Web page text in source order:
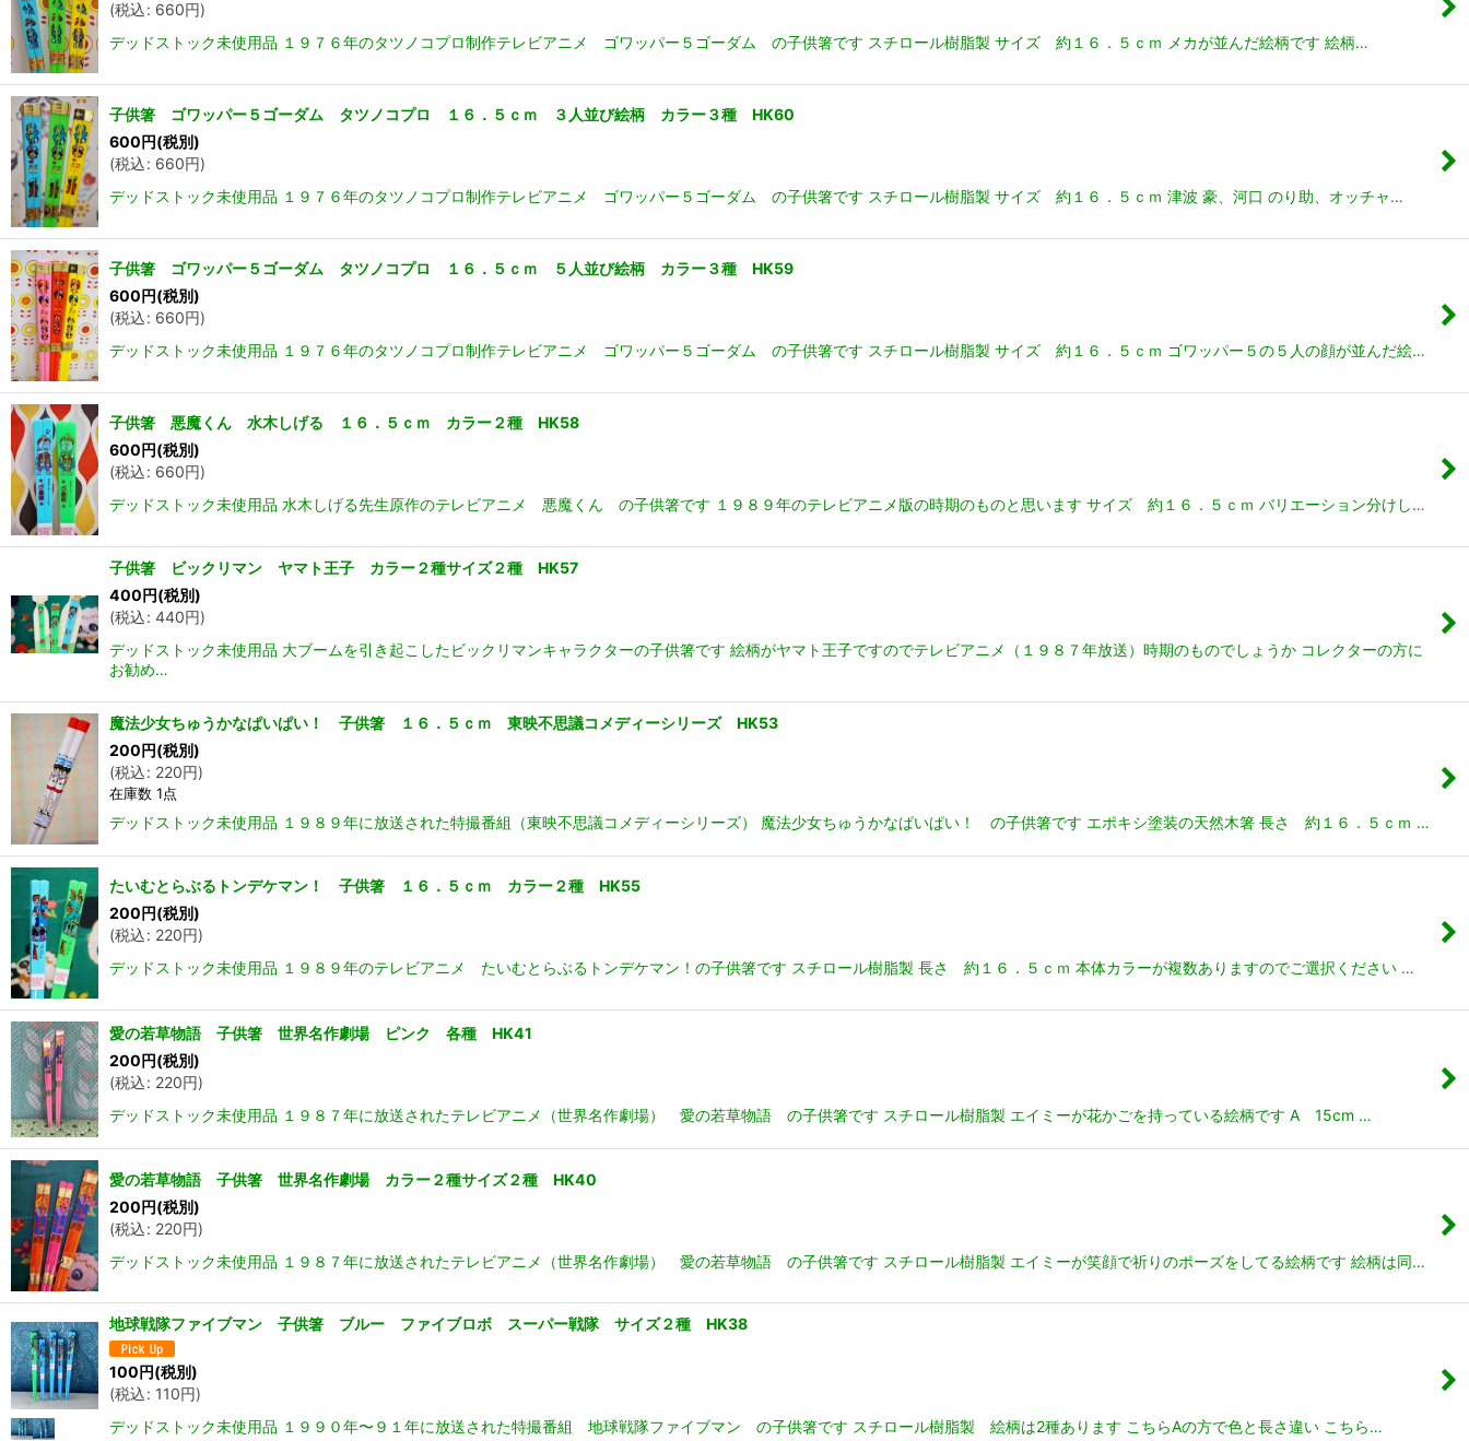
(税込: 660円)
デッドストック未使用品 １９７６年のタツノコプロ制作テレビアニメ ゴワッパー５ゴーダム の子供箸です スチロール樹脂製 サイズ 約１６．５ｃｍ メカが並んだ絵柄です 絵柄…
子供箸 ゴワッパー５ゴーダム タツノコプロ １６．５ｃｍ ３人並び絵柄 カラー３種 HK60
600 円(税別)
(税込: 660円)
デッドストック未使用品 １９７６年のタツノコプロ制作テレビアニメ ゴワッパー５ゴーダム の子供箸です スチロール樹脂製 サイズ 約１６．５ｃｍ 津波 豪、河口 のり助、オッチャ…
子供箸 ゴワッパー５ゴーダム タツノコプロ １６．５ｃｍ ５人並び絵柄 カラー３種 HK59
600 円(税別)
(税込: 660円)
デッドストック未使用品 １９７６年のタツノコプロ制作テレビアニメ ゴワッパー５ゴーダム の子供箸です スチロール樹脂製 サイズ 約１６．５ｃｍ ゴワッパー５の５人の顔が並んだ絵…
子供箸 悪魔くん 水木しげる １６．５ｃｍ カラー２種 HK58
600 円(税別)
(税込: 660円)
デッドストック未使用品 水木しげる先生原作のテレビアニメ 悪魔くん の子供箸です １９８９年のテレビアニメ版の時期のものと思います サイズ 約１６．５ｃｍ バリエーション分けし…
子供箸 ビックリマン ヤマト王子 カラー２種サイズ２種 HK57
400円(税別)
(税込: 440円)
デッドストック未使用品 大ブームを引き起こしたビックリマンキャラクターの子供箸です 絵柄がヤマト王子ですのでテレビアニメ（１９８７年放送）時期のものでしょうか コレクターの方に
お勧め…
魔法少女ちゅうかなぱいぱい！ 子供箸 １６．５ｃｍ 東映不思議コメディーシリーズ HK53
200 円(税別)
(税込: 220円)
在庫数 1点
デッドストック未使用品 １９８９年に放送された特撮番組（東映不思議コメディーシリーズ） 魔法少女ちゅうかなぱいぱい！ の子供箸です エポキシ塗装の天然木箸 長さ 約１６．５ｃｍ …
たいむとらぶるトンデケマン！ 子供箸 １６．５ｃｍ カラー２種 HK55
200 円(税別)
(税込: 220円)
デッドストック未使用品 １９８９年のテレビアニメ たいむとらぶるトンデケマン！の子供箸です スチロール樹脂製 長さ 約１６．５ｃｍ 本体カラーが複数ありますのでご選択ください …
愛の若草物語 子供箸 世界名作劇場 ピンク 各種 HK41
200円(税別)
(税込: 220円)
デッドストック未使用品 １９８７年に放送されたテレビアニメ（世界名作劇場） 愛の若草物語 の子供箸です スチロール樹脂製 エイミーが花かごを持っている絵柄です A 15cm …
愛の若草物語 子供箸 世界名作劇場 カラー２種サイズ２種 HK40
200円(税別)
(税込: 220円)
デッドストック未使用品 １９８７年に放送されたテレビアニメ（世界名作劇場） 愛の若草物語 の子供箸です スチロール樹脂製 エイミーが笑顔で祈りのポーズをしてる絵柄です 絵柄は同…
地球戦隊ファイブマン 子供箸 ブルー ファイブロボ スーパー戦隊 サイズ２種 HK38
100円(税別)
(税込: 110円)
デッドストック未使用品 １９９０年〜９１年に放送された特撮番組 地球戦隊ファイブマン の子供箸です スチロール樹脂製 絵柄は2種あります こちらAの方で色と長さ違い こちら…